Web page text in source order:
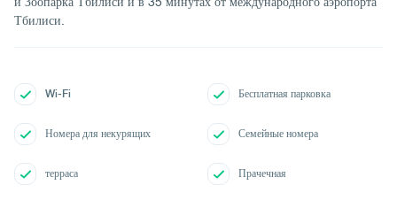
Тбилиси.
Wi-Fi Бесплатная парковка
Номера для некурящих Семейные номера
терраса Прачечная